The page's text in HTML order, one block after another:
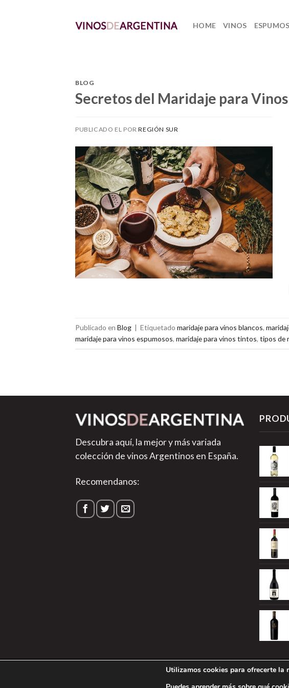
HOME VINOS
BLOG
Secretos del Maridaje para
PUBLICADO EL PORREGIÓN SUR
Publicado en Blog | Etiquetado maridaje para vinos blancos,
maridaje para vinos espumosos, maridaje para vinos tintos, tipos de
Descubra aquí, la mejor y más variada
colección de vinos Argentinos en España.
Recomendanos:
Política de Privacidad|
Utilizamos cookies para ofrecerte la